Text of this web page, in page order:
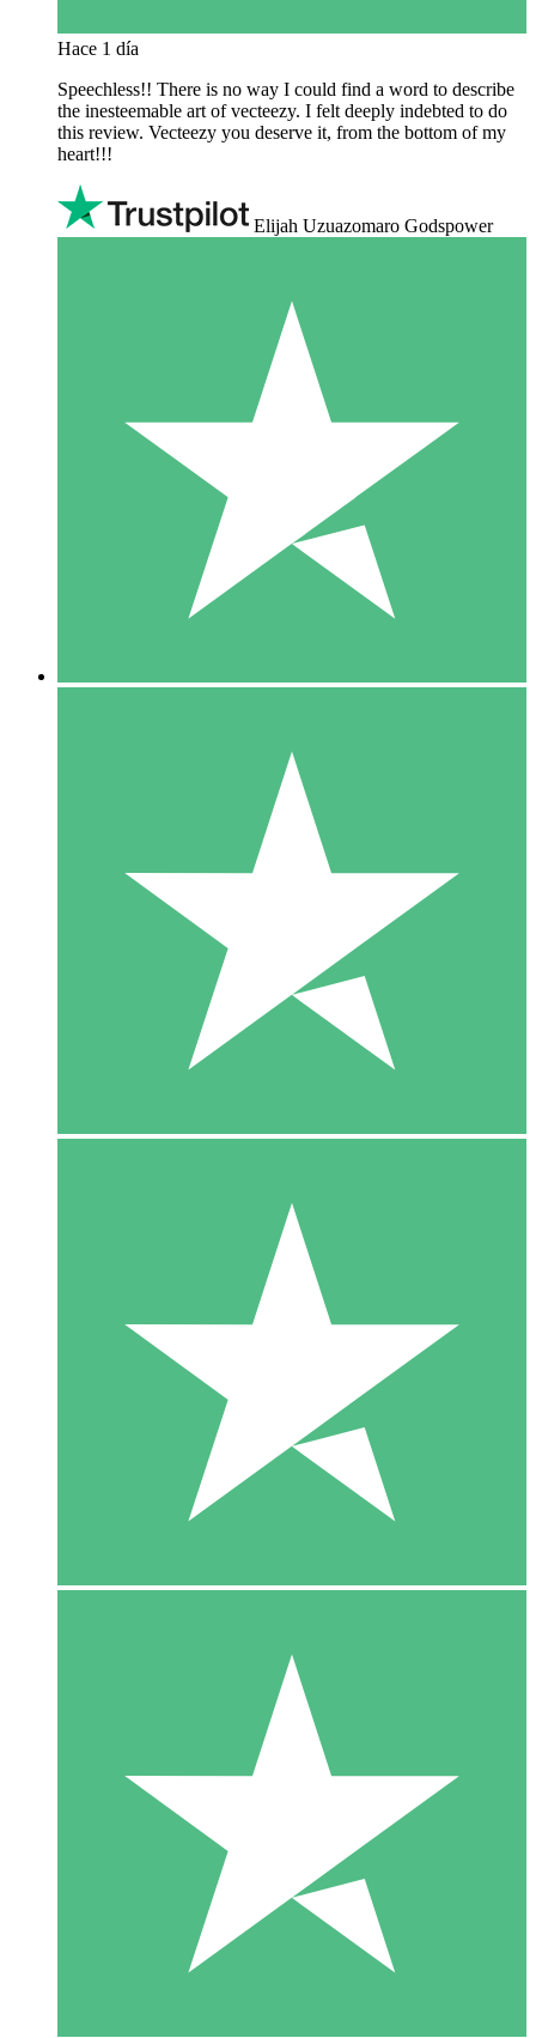
Hace 1 día
Speechless!! There is no way I could find a word to describe
the inesteemable art of vecteezy. I felt deeply indebted to do
this review. Vecteezy you deserve it, from the bottom of my
heart!!!
Elijah Uzuazomaro Godspower